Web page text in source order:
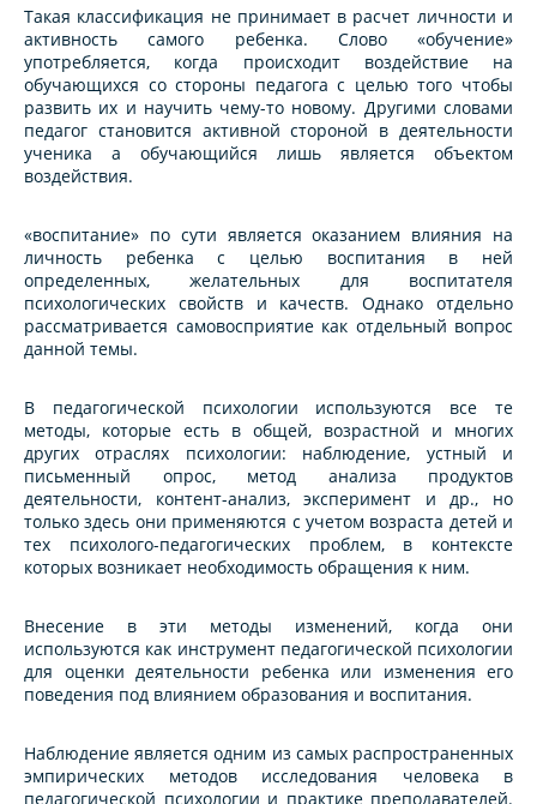
Такая классификация не принимает в расчет личности и
активность самого ребенка. Слово «обучение»
употребляется, когда происходит воздействие на
обучающихся со стороны педагога с целью того чтобы
развить их и научить чему-то новому. Другими словами
педагог становится активной стороной в деятельности
ученика а обучающийся лишь является объектом
воздействия.
«воспитание» по сути является оказанием влияния на
личность ребенка с целью воспитания в ней
определенных, желательных для воспитателя
психологических свойств и качеств. Однако отдельно
рассматривается самовосприятие как отдельный вопрос
данной темы.
В педагогической психологии используются все те
методы, которые есть в общей, возрастной и многих
других отраслях психологии: наблюдение, устный и
письменный опрос, метод анализа продуктов
деятельности, контент-анализ, эксперимент и др., но
только здесь они применяются с учетом возраста детей и
тех психолого-педагогических проблем, в контексте
которых возникает необходимость обращения к ним.
Внесение в эти методы изменений, когда они
используются как инструмент педагогической психологии
для оценки деятельности ребенка или изменения его
поведения под влиянием образования и воспитания.
Наблюдение является одним из самых распространенных
эмпирических методов исследования человека в
педагогической психологии и практике преподавателей.